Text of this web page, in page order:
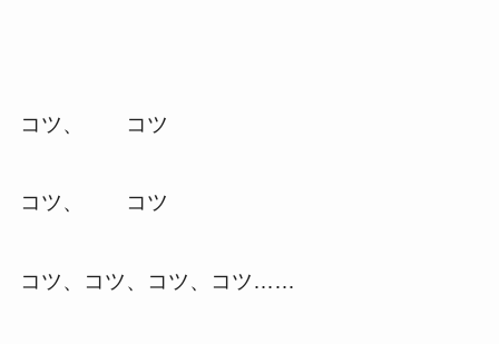
コツ、 コツ
コツ、 コツ
コツ、コツ、コツ、コツ……